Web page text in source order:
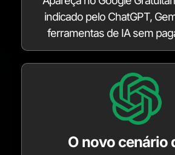
indicado pelo ChatGPT,
ferramentas de IA sem
O novo cenário